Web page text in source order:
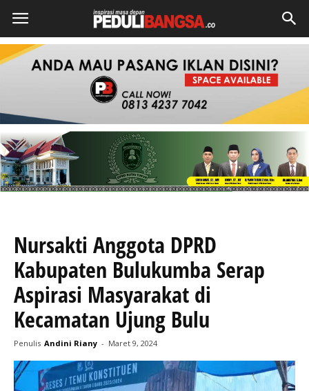
Nursakti Anggota DPRD
Kabupaten Bulukumba Serap
Aspirasi Masyarakat di
Kecamatan Ujung Bulu
Penulis Andini Riany - Maret 9, 2024